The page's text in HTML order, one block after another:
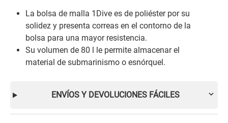
La bolsa de malla 1Dive es de poliéster por su
solidez y presenta correas en el contorno de la
bolsa para una mayor resistencia.
Su volumen de 80 l le permite almacenar el
material de submarinismo o esnórquel.
ENVÍOS Y DEVOLUCIONES FÁCILES